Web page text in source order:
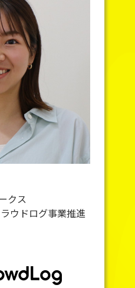
クス
ウドログ事業推進